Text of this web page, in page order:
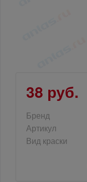
38 руб.
Бренд
Артикул
Вид краски